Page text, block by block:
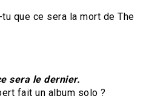
que ce sera la mort de The
sera le dernier.
fait un album solo ?